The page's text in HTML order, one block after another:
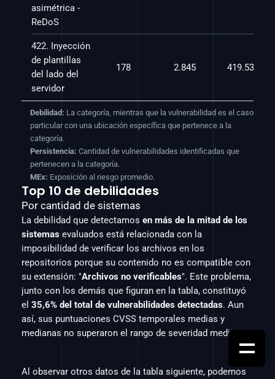
asimétrica -
ReDoS
422. Inyección
de plantillas
del lado del
servidor
178 2.845 419.534,5
Debilidad: La categoría, mientras que la vulnerabilidad es el caso
particular con una ubicación específica que pertenece a la
categoría.
Persistencia: Cantidad de vulnerabilidades identificadas que
pertenecen a la categoría.
MEx: Exposición al riesgo promedio.
Top 10 de debilidades
Por cantidad de sistemas
La debilidad que detectamos en más de la mitad de los
sistemas evaluados está relacionada con la
imposibilidad de verificar los archivos en los
repositorios porque su contenido no es compatible con
su extensión: "Archivos no verificables". Este problema,
junto con los demás que figuran en la tabla, constituyó
el 35,6% del total de vulnerabilidades detectadas. Aun
así, sus puntuaciones CVSS temporales medias y
medianas no superaron el rango de severidad medio.
Al observar otros datos de la tabla siguiente, podemos